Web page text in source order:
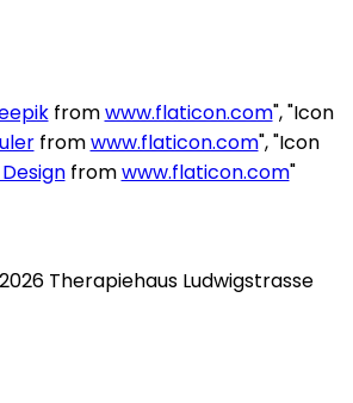
fromwww.flaticon.com", "Icon
fromwww.flaticon.com", "Icon
fromwww.flaticon.com"
Therapiehaus Ludwigstrasse